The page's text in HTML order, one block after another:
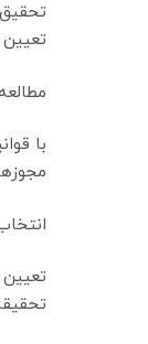
تعیین
با